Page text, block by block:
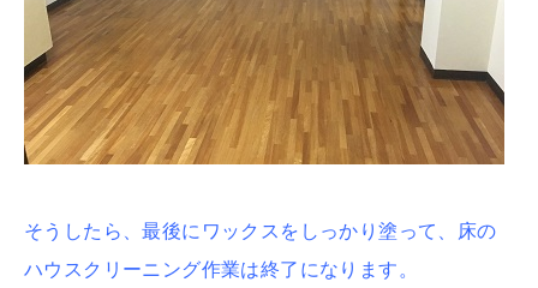
そうしたら、最後にワックスをしっかり塗って、床の
ハウスクリーニング作業は終了になります。